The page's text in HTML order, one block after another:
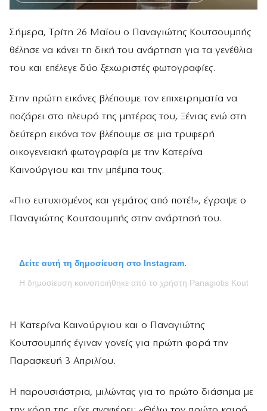
Σήμερα, Τρίτη 26 Μαΐου ο Παναγιώτης Κουτσουμπής
θέλησε να κάνει τη δική του ανάρτηση για τα γενέθλια
του και επέλεγε δύο ξεχωριστές φωτογραφίες.
Στην πρώτη εικόνες βλέπουμε τον επιχειρηματία να
ποζάρει στο πλευρό της μητέρας του, Ξένιας ενώ στη
δεύτερη εικόνα τον βλέπουμε σε μια τρυφερή
οικογενειακή φωτογραφία με την Κατερίνα
Καινούργιου και την μπέμπα τους.
«Πιο ευτυχισμένος και γεμάτος από ποτέ!», έγραψε ο
Παναγιώτης Κουτσουμπής στην ανάρτησή του.
Δείτε αυτή τη δημοσίευση στο Instagram.
Η δημοσίευση κοινοποιήθηκε από το χρήστη Panagiotis
Η Κατερίνα Καινούργιου και ο Παναγιώτης
Κουτσουμπής έγιναν γονείς για πρώτη φορά την
Παρασκευή 3 Απριλίου.
Η παρουσιάστρια, μιλώντας για το πρώτο διάσημα με